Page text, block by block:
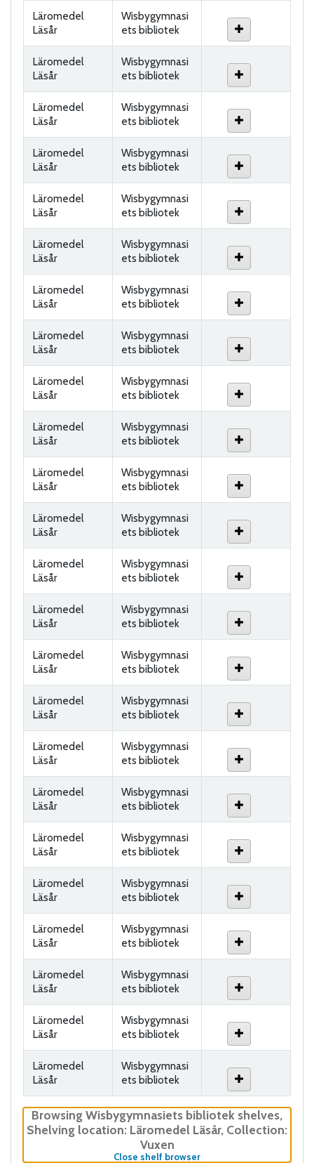
Läromedel
Läsår
Wisbygymnasi
ets bibliotek
Läromedel
Läsår
Wisbygymnasi
ets bibliotek
Läromedel
Läsår
Wisbygymnasi
ets bibliotek
Läromedel
Läsår
Wisbygymnasi
ets bibliotek
Läromedel
Läsår
Wisbygymnasi
ets bibliotek
Läromedel
Läsår
Wisbygymnasi
ets bibliotek
Läromedel
Läsår
Wisbygymnasi
ets bibliotek
Läromedel
Läsår
Wisbygymnasi
ets bibliotek
Läromedel
Läsår
Wisbygymnasi
ets bibliotek
Läromedel
Läsår
Wisbygymnasi
ets bibliotek
Läromedel
Läsår
Wisbygymnasi
ets bibliotek
Läromedel
Läsår
Wisbygymnasi
ets bibliotek
Läromedel
Läsår
Wisbygymnasi
ets bibliotek
Läromedel
Läsår
Wisbygymnasi
ets bibliotek
Läromedel
Läsår
Wisbygymnasi
ets bibliotek
Läromedel
Läsår
Wisbygymnasi
ets bibliotek
Läromedel
Läsår
Wisbygymnasi
ets bibliotek
Läromedel
Läsår
Wisbygymnasi
ets bibliotek
Läromedel
Läsår
Wisbygymnasi
ets bibliotek
Läromedel
Läsår
Wisbygymnasi
ets bibliotek
Läromedel
Läsår
Wisbygymnasi
ets bibliotek
Läromedel
Läsår
Wisbygymnasi
ets bibliotek
Läromedel
Läsår
Wisbygymnasi
ets bibliotek
Läromedel
Läsår
Wisbygymnasi
ets bibliotek
Browsing Wisbygymnasiets bibliotek shelves,
Shelving location: Läromedel Läsår, Collection:
Vuxen
Close shelf browser(Hides shelf browser)